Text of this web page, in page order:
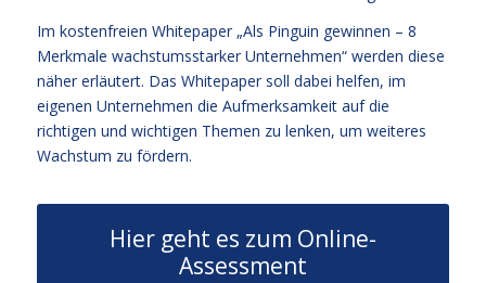
Im kostenfreien Whitepaper „Als Pinguin gewinnen – 8
Merkmale wachstumsstarker Unternehmen“ werden diese
näher erläutert. Das Whitepaper soll dabei helfen, im
eigenen Unternehmen die Aufmerksamkeit auf die
richtigen und wichtigen Themen zu lenken, um weiteres
Wachstum zu fördern.
Hier geht es zum Online-
Assessment